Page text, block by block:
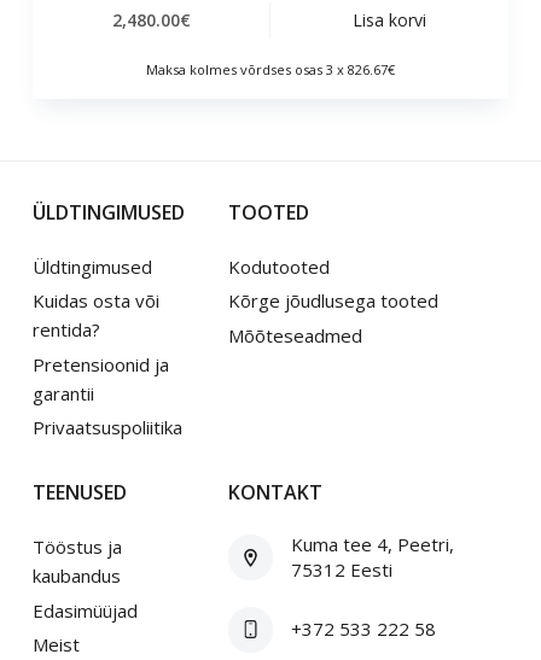
2,480.00€ Lisa korvi
Maksa kolmes võrdses osas 3 x 826.67€
ÜLDTINGIMUSED
Üldtingimused
Kuidas osta või
rentida?
Pretensioonid ja
garantii
Privaatsuspoliitika
TOOTED
Kodutooted
Kõrge jõudlusega tooted
Mõõteseadmed
TEENUSED
Tööstus ja
kaubandus
Edasimüüjad
Meist
KONTAKT
Kuma tee 4, Peetri,
75312 Eesti
+372 533 222 58